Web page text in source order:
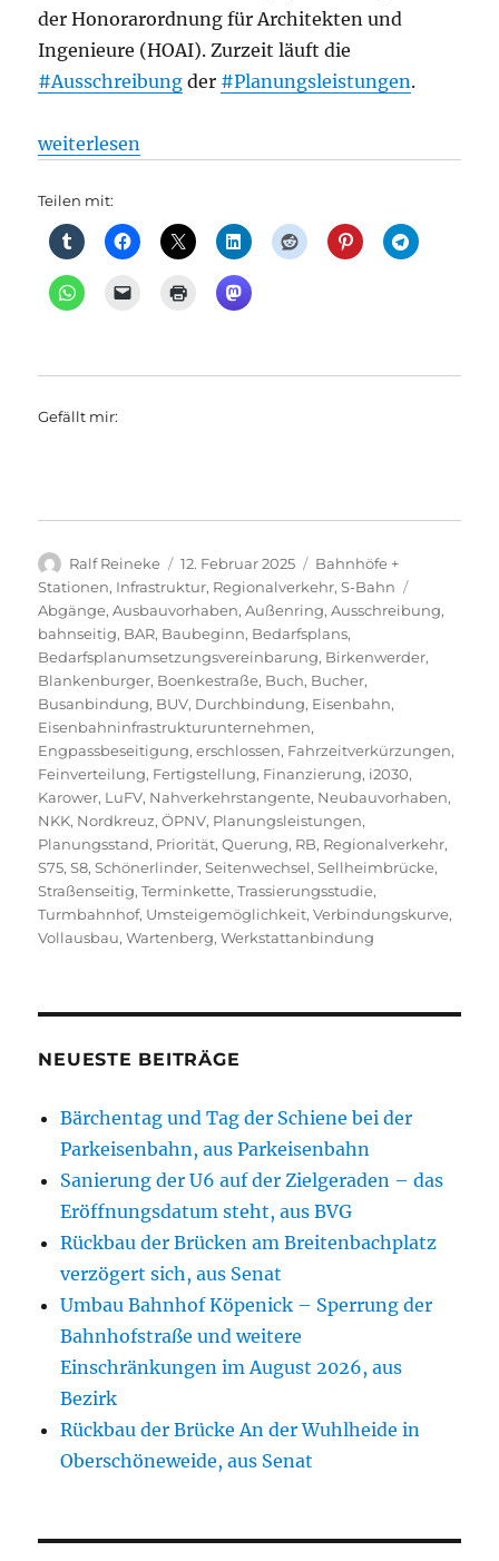
der Honorarordnung für Architekten und
Ingenieure (HOAI). Zurzeit läuft die
#Ausschreibung der #Planungsleistungen.
„Turmbahnhof Karower Kreuz, aus Senat“
weiterlesen
Teilen mit:
Gefällt mir:
Autor
Ralf Reineke
Veröffentlicht
am
12. Februar 2025 Kategorien
Bahnhöfe +
Stationen, Infrastruktur, Regionalverkehr,S-Bahn
Abgänge,Ausbauvorhaben,Außenring,Ausschreibung,
bahnseitig, BAR, Baubeginn, Bedarfsplans,
Bedarfsplanumsetzungsvereinbarung, Birkenwerder,
Blankenburger, Boenkestraße, Buch, Bucher,
Busanbindung, BUV, Durchbindung, Eisenbahn,
Eisenbahninfrastrukturunternehmen,
Engpassbeseitigung,erschlossen, Fahrzeitverkürzungen,
Feinverteilung, Fertigstellung, Finanzierung, i2030,
Karower, LuFV, Nahverkehrstangente, Neubauvorhaben,
NKK, Nordkreuz,ÖPNV, Planungsleistungen,
Planungsstand, Priorität,Querung, RB, Regionalverkehr,
S75,S8,Schönerlinder,Seitenwechsel,Sellheimbrücke,
Straßenseitig,Terminkette,Trassierungsstudie,
Turmbahnhof, Umsteigemöglichkeit,Verbindungskurve,
Vollausbau,Wartenberg,Werkstattanbindung
NEUESTE BEITRÄGE
Bärchentag und Tag der Schiene bei der
Parkeisenbahn, aus Parkeisenbahn
Sanierung der U6 auf der Zielgeraden – das
Eröffnungsdatum steht, aus BVG
Rückbau der Brücken am Breitenbachplatz
verzögert sich, aus Senat
Umbau Bahnhof Köpenick – Sperrung der
Bahnhofstraße und weitere
Einschränkungen im August 2026, aus
Bezirk
Rückbau der Brücke An der Wuhlheide in
Oberschöneweide, aus Senat